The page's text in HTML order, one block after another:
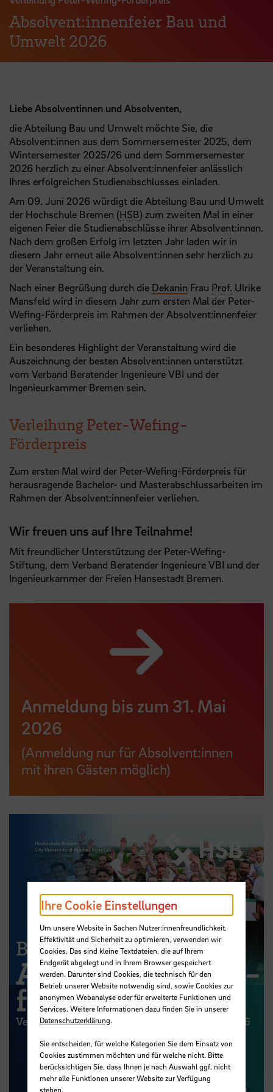
Absolvent:innenfeier Bau und
Umwelt 2026
Liebe Absolventinnen und Absolventen,
die Abteilung Bau und Umwelt möchte Sie, die
Absolvent:innen aus dem Sommersemester 2025, dem
Wintersemester 2025/26 und dem Sommersemester
2026 herzlich zu einer Absolvent:innenfeier anlässlich
Ihres erfolgreichen Studienabschlusses einladen.
Am 09. Juni 2026 würdigt die Abteilung Bau und Umwelt
der Hochschule Bremen (HSB) zum zweiten Mal in einer
eigenen Feier die Studienabschlüsse ihrer Absolvent:innen.
Nach dem großen Erfolg im letzten Jahr laden wir in
diesem Jahr erneut alle Absolvent:innen sehr herzlich zu
der Veranstaltung ein.
Nach einer Begrüßung durch die Dekanin Frau Prof. Ulrike
Mansfeld wird in diesem Jahr zum ersten Mal der Peter-
Wefing-Förderpreis im Rahmen der Absolvent:innenfeier
verliehen.
Ein besonderes Highlight der Veranstaltung wird die
Auszeichnung der besten Absolvent:innen unterstützt
vom Verband Beratender Ingenieure VBI und der
Ingenieurkammer Bremen sein.
Verleihung Peter-Wefing-
Förderpreis
Zum ersten Mal wird der Peter-Wefing-Förderpreis für
herausragende Bachelor- und Masterabschlussarbeiten im
Rahmen der Absolvent:innenfeier verliehen.
Wir freuen uns auf Ihre Teilnahme!
Mit freundlicher Unterstützung der Peter-Wefing-
Stiftung, dem Verband Beratender Ingenieure VBI und der
Ingenieurkammer der Freien Hansestadt Bremen.
Anmeldung bis zum 31. Mai
2026
(Anmeldung nur für Absolvent:innen
mit ihren Gästen möglich)
Ihre Cookie Einstellungen
Um unsere Website in Sachen Nutzer:innenfreundlichkeit,
Effektivität und Sicherheit zu optimieren, verwenden wir
Cookies. Das sind kleine Textdateien, die auf Ihrem
Endgerät abgelegt und in Ihrem Browser gespeichert
werden. Darunter sind Cookies, die technisch für den
Betrieb unserer Website notwendig sind, sowie Cookies zur
anonymen Webanalyse oder für erweiterte Funktionen und
Services. Weitere Informationen dazu finden Sie in unserer
Datenschutzerklärung.
Sie entscheiden, für welche Kategorien Sie dem Einsatz von
Cookies zustimmen möchten und für welche nicht. Bitte
berücksichtigen Sie, dass Ihnen je nach Auswahl ggf. nicht
mehr alle Funktionen unserer Website zur Verfügung
stehen.